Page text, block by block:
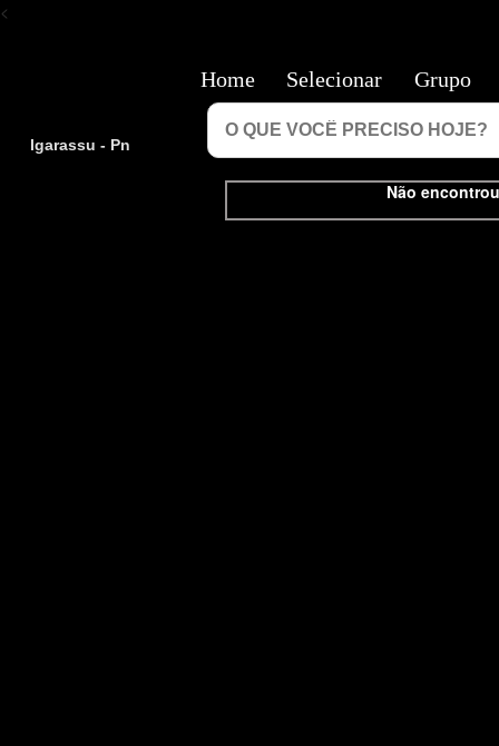
<
Igarassu - Pn
Não
Home Selecionar Grupo